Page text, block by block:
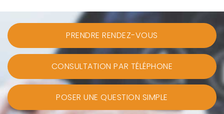
PRENDRE RENDEZ-VOUS
CONSULTATION PAR TÉLÉPHONE
POSER UNE QUESTION SIMPLE